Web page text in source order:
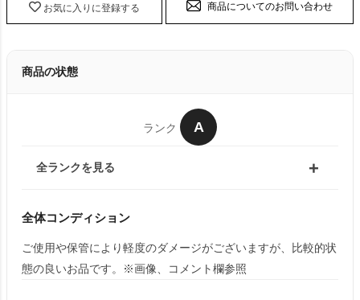
お気に入りに登録する 商品についてのお問い合わせ
商品の状態
ランク A
全ランクを見る
全体コンディション
ご使用や保管により軽度のダメージがございますが、比較的状
態の良いお品です。※画像、コメント欄参照